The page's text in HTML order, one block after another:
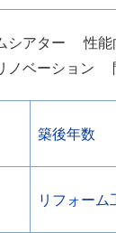
シアター
性
ノベーション
築後年数
リフォーム